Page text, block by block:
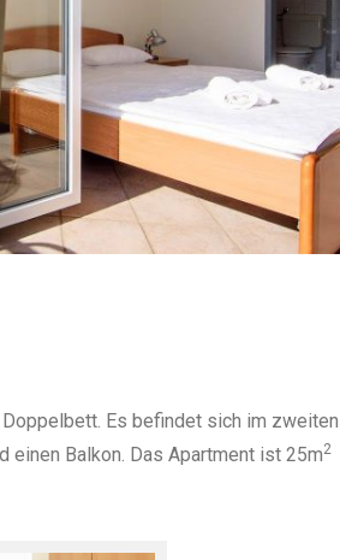
Es befindet sich im zweiten
einen Balkon. Das Apartment ist 25m2